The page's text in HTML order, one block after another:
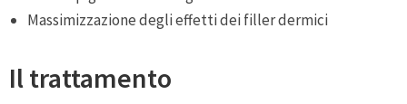
Massimizzazione degli effetti dei filler dermici
Il trattamento